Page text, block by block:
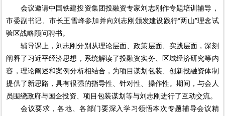
会议邀请中国铁建投资集团投融资专家刘志刚作专题培训辅导，
市委副书记、市长王雪峰参加并向刘志刚颁发建设践行“两山”理念试
验区战略顾问聘书。
辅导课上，刘志刚分别从理论层面、政策层面、实践层面，深刻
阐释了习近平经济思想，系统解读了投融资实务、区域经济研究等内
容，理论阐述和案例分析相结合，为项目谋划包装、创新投融资体制
提供了新思路，具有很强的指导性、针对性、操作性。期间，与会人
员围绕政府与国企投资、项目包装谋划等与刘志刚进行了互动交流。
会议要求，各地、各部门要深入学习领悟本次专题辅导会议精